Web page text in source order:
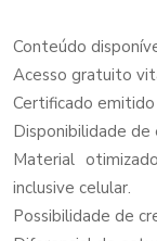
Conteúdo
Acesso gratuito
Certificado
Disponibilidade
Material
inclusive celular.
Possibilidade de